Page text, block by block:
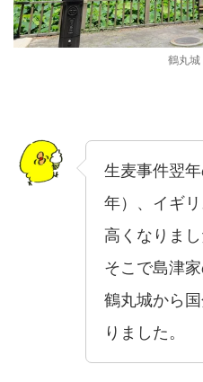
鶴丸城
生麦事件翌
年）、イギ
高くなりまし
そこで島津
鶴丸城から
りました。